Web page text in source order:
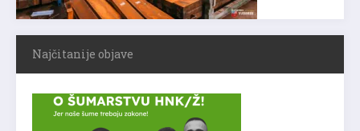
Najčitanije objave